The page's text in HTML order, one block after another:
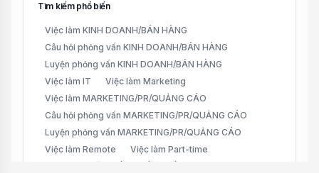
Tìm kiếm phổ biến
Việc làm KINH DOANH/BÁN HÀNG
Câu hỏi phỏng vấn KINH DOANH/BÁN HÀNG
Luyện phỏng vấn KINH DOANH/BÁN HÀNG
Việc làm IT
Việc làm Marketing
Việc làm MARKETING/PR/QUẢNG CÁO
Câu hỏi phỏng vấn MARKETING/PR/QUẢNG CÁO
Luyện phỏng vấn MARKETING/PR/QUẢNG CÁO
Việc làm Remote
Việc làm Part-time